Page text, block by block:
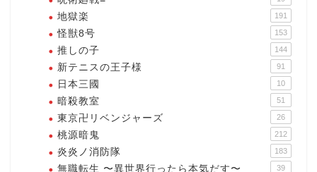
地獄楽 191
怪獣8号 153
推しの子 144
新テニスの王子様 91
日本三國 10
暗殺教室 51
東京卍リベンジャーズ 26
桃源暗鬼 212
炎炎ノ消防隊 183
無職転生 〜異世界行ったら本気だす〜 39